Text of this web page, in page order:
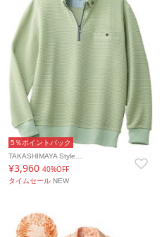
5％ポイントバック
TAKASHIMAYA Style…
¥3,960 40%OFF
タイムセール NEW